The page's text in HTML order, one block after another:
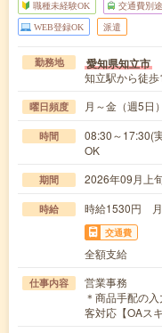
職種未経験OK 交通費別
WEB登録OK 派遣
勤務地 愛知県知立市
知立駅から徒
曜日頻度 月～金（週5日
時間
08:30～17:30(
OK
期間 2026年09月上
時給 時給1530円
交通費
全額支給
仕事内容
営業事務
＊商品手配の
客対応【OAス